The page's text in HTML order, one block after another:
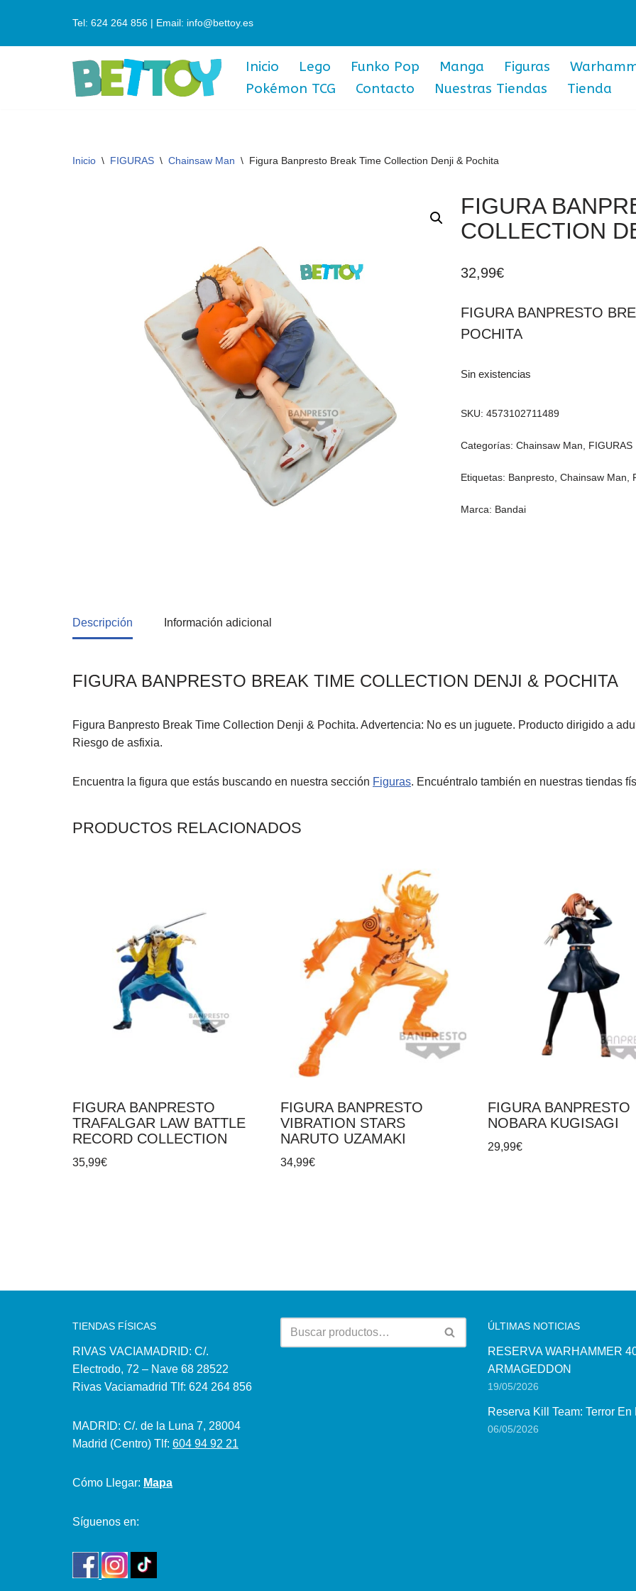
Tel: 624 264 856 | Email: info@bettoy.es
Inicio Lego Funko Pop Manga Figuras
Pokémon TCG
Contacto Nuestras Tiendas Tienda
Inicio \ FIGURAS \ Chainsaw Man \ Figura Banpresto Break Time Collection Denji & Pochita
FIGURA
COLLECTION
32,99€
FIGURA BANPRESTO
POCHITA
Sin existencias
SKU:4573102711489
Categorías:Chainsaw Man FIGURAS
Etiquetas: Banpresto ,Chainsaw Man
Marca: Bandai
Descripción Información adicional
FIGURA BANPRESTO BREAK TIME COLLECTION DENJI & POCHITA
Figura Banpresto Break Time Collection Denji & Pochita. Advertencia: No es un juguete. Producto dirigido a
Riesgo de asfixia.
Encuentra la figura que estás buscando en nuestra sección Figuras. Encuéntralo también en nuestras tiendas
PRODUCTOS RELACIONADOS
FIGURA BANPRESTO
TRAFALGAR LAW BATTLE
RECORD COLLECTION
35,99€
FIGURA BANPRESTO
VIBRATION STARS
NARUTO UZAMAKI
34,99€
FIGURA BANPRESTO
NOBARA KUGISAGI
29,99€
TIENDAS FÍSICAS
RIVAS VACIAMADRID: C/.
Electrodo, 72 – Nave 68 28522
Rivas Vaciamadrid Tlf: 624 264 856
MADRID: C/. de la Luna 7, 28004
Madrid (Centro) Tlf: 604 94 92 21
Cómo Llegar: Mapa
Síguenos en:
ÚLTIMAS NOTICIAS
RESERVA WARHAMMER
ARMAGEDDON
19/05/2026
Reserva Kill Team: Terror En
06/05/2026